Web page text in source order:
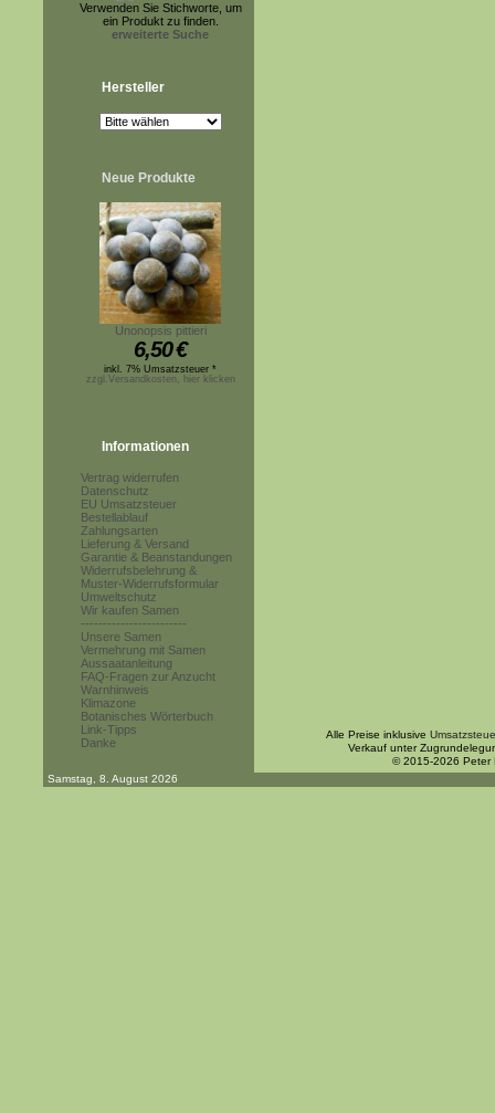
Verwenden Sie Stichworte, um
ein Produkt zu finden.
erweiterte Suche
Hersteller
Neue Produkte
Unonopsis pittieri
6,50€
inkl. 7% Umsatzsteuer *
zzgl.Versandkosten, hier klicken
Informationen
Vertrag widerrufen
Datenschutz
EU Umsatzsteuer
Bestellablauf
Zahlungsarten
Lieferung & Versand
Garantie & Beanstandungen
Widerrufsbelehrung &
Muster-Widerrufsformular
Umweltschutz
Wir kaufen Samen
------------------------
Unsere Samen
Vermehrung mit Samen
Aussaatanleitung
FAQ-Fragen zur Anzucht
Warnhinweis
Klimazone
Botanisches Wörterbuch
Link-Tipps
Danke
Alle Preise inklusive
Verkauf unter
© 2015-2026 Peter
Samstag, 8. August 2026